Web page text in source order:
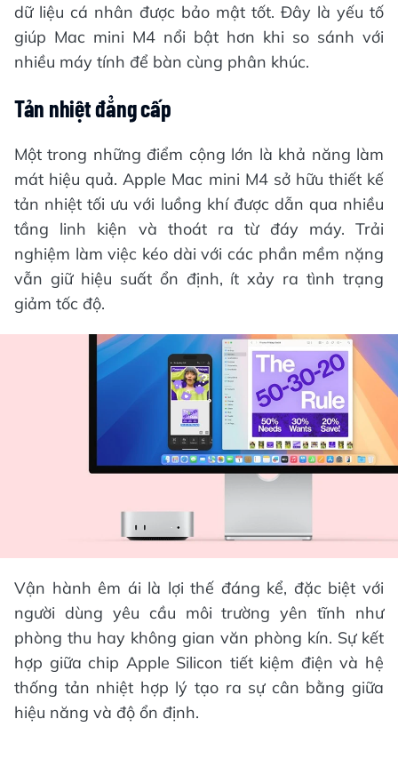
dữ liệu cá nhân được bảo mật tốt. Đây là yếu tố
giúp Mac mini M4 nổi bật hơn khi so sánh với
nhiều máy tính để bàn cùng phân khúc.
Tản nhiệt đẳng cấp
Một trong những điểm cộng lớn là khả năng làm
mát hiệu quả. Apple Mac mini M4 sở hữu thiết kế
tản nhiệt tối ưu với luồng khí được dẫn qua nhiều
tầng linh kiện và thoát ra từ đáy máy. Trải
nghiệm làm việc kéo dài với các phần mềm nặng
vẫn giữ hiệu suất ổn định, ít xảy ra tình trạng
giảm tốc độ.
Vận hành êm ái là lợi thế đáng kể, đặc biệt với
người dùng yêu cầu môi trường yên tĩnh như
phòng thu hay không gian văn phòng kín. Sự kết
hợp giữa chip Apple Silicon tiết kiệm điện và hệ
thống tản nhiệt hợp lý tạo ra sự cân bằng giữa
hiệu năng và độ ổn định.